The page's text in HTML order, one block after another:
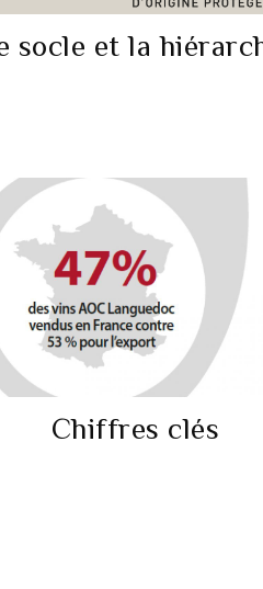
socle et la
Chiffres clés